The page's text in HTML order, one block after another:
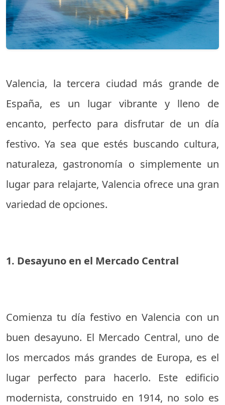
Valencia, la tercera ciudad más grande de
España, es un lugar vibrante y lleno de
encanto, perfecto para disfrutar de un día
festivo. Ya sea que estés buscando cultura,
naturaleza, gastronomía o simplemente un
lugar para relajarte, Valencia ofrece una gran
variedad de opciones.
1. Desayuno en el Mercado Central
Comienza tu día festivo en Valencia con un
buen desayuno. El Mercado Central, uno de
los mercados más grandes de Europa, es el
lugar perfecto para hacerlo. Este edificio
modernista, construido en 1914, no solo es